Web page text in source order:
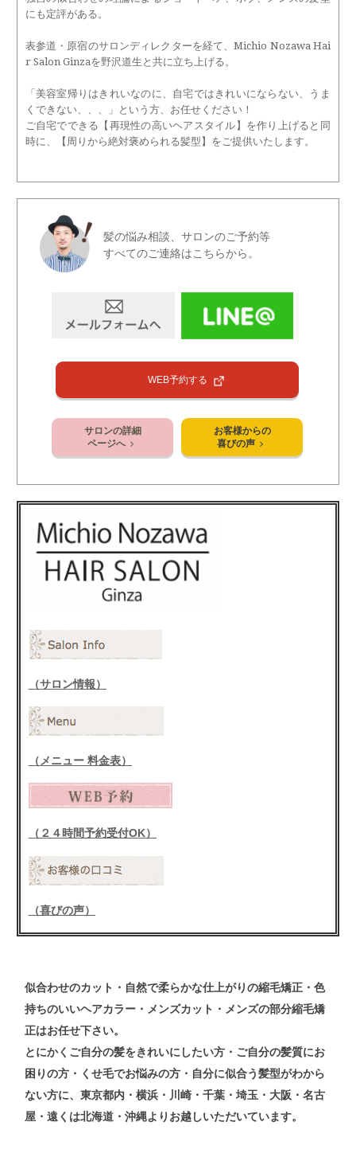
にも定評がある。
表参道・原宿のサロンディレクターを経て、Michio Nozawa Hai
r Salon Ginzaを野沢道生と共に立ち上げる。
「美容室帰りはきれいなのに、自宅ではきれいにならない、うま
くできない、、、」という方、お任せください！
ご自宅でできる【再現性の高いヘアスタイル】を作り上げると同
時に、【周りから絶対褒められる髪型】をご提供いたします。
髪の悩み相談、サロンのご予約等
すべてのご連絡はこちらから。
WEB予約する
サロンの詳細
ページへ
お客様からの
喜びの声
（サロン情報）
（メニュー 料金表）
（２４時間予約受付OK）
（喜びの声）
似合わせのカット ・自然で柔らかな仕上がりの縮毛矯正・色
持ちのいいヘアカラー・メンズカット ・メンズの部分縮毛矯
正はお任せ下さい。
とにかくご自分の髪をきれいにしたい方・ご自分の髪質にお
困りの方・くせ毛でお悩みの方・自分に似合う髪型がわから
ない方に、東京都内・横浜・川崎・千葉・埼玉・大阪・名古
屋・遠くは北海道・沖縄よりお越しいただいています。